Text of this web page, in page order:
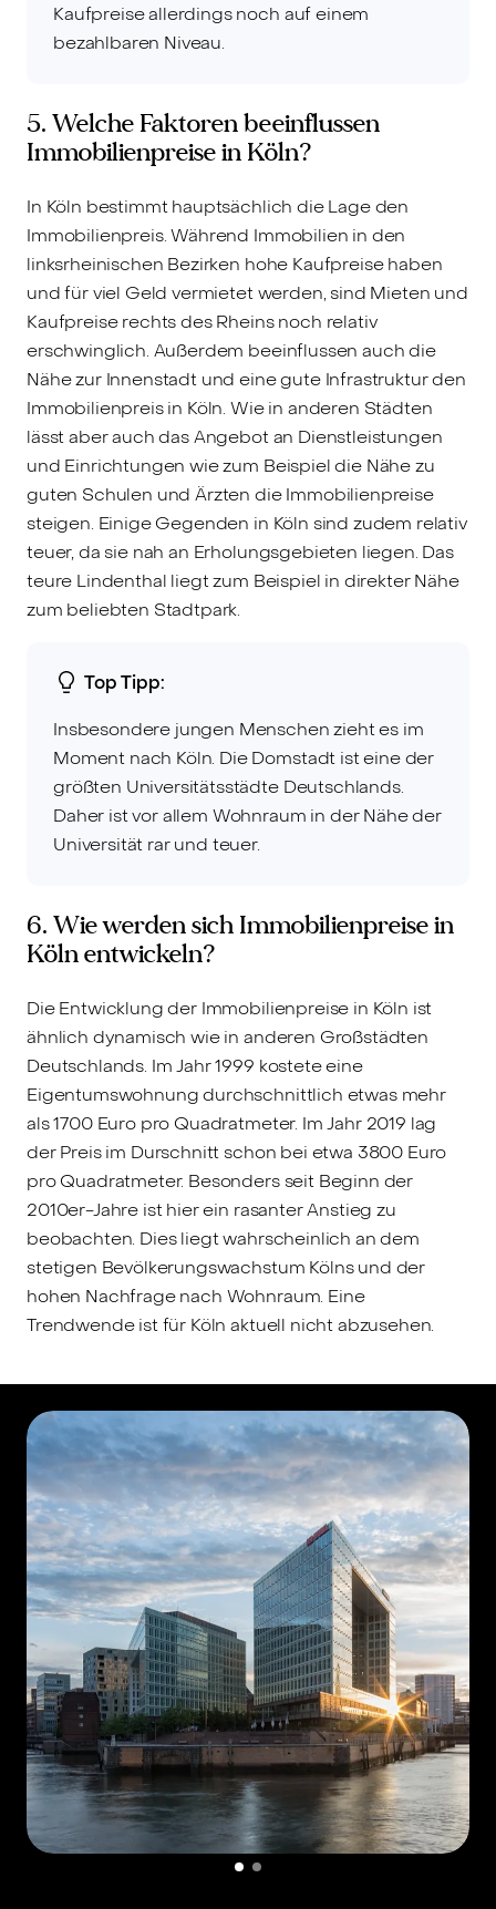
Kaufpreise allerdings noch auf einem
bezahlbaren Niveau.
5. Welche Faktoren beeinflussen
Immobilienpreise in Köln?
In Köln bestimmt hauptsächlich die Lage den
Immobilienpreis. Während Immobilien in den
linksrheinischen Bezirken hohe Kaufpreise haben
und für viel Geld vermietet werden, sind Mieten und
Kaufpreise rechts des Rheins noch relativ
erschwinglich. Außerdem beeinflussen auch die
Nähe zur Innenstadt und eine gute Infrastruktur den
Immobilienpreis in Köln. Wie in anderen Städten
lässt aber auch das Angebot an Dienstleistungen
und Einrichtungen wie zum Beispiel die Nähe zu
guten Schulen und Ärzten die Immobilienpreise
steigen. Einige Gegenden in Köln sind zudem relativ
teuer, da sie nah an Erholungsgebieten liegen. Das
teure Lindenthal liegt zum Beispiel in direkter Nähe
zum beliebten Stadtpark.
Top Tipp:
Insbesondere jungen Menschen zieht es im
Moment nach Köln. Die Domstadt ist eine der
größten Universitätsstädte Deutschlands.
Daher ist vor allem Wohnraum in der Nähe der
Universität rar und teuer.
6. Wie werden sich Immobilienpreise in
Köln entwickeln?
Die Entwicklung der Immobilienpreise in Köln ist
ähnlich dynamisch wie in anderen Großstädten
Deutschlands. Im Jahr 1999 kostete eine
Eigentumswohnung durchschnittlich etwas mehr
als 1700 Euro pro Quadratmeter. Im Jahr 2019 lag
der Preis im Durschnitt schon bei etwa 3800 Euro
pro Quadratmeter. Besonders seit Beginn der
2010er-Jahre ist hier ein rasanter Anstieg zu
beobachten. Dies liegt wahrscheinlich an dem
stetigen Bevölkerungswachstum Kölns und der
hohen Nachfrage nach Wohnraum. Eine
Trendwende ist für Köln aktuell nicht abzusehen.